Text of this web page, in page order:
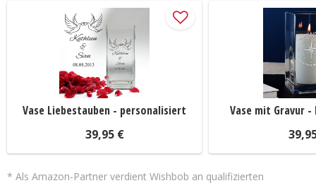
Vase Liebestauben - personalisiert
39,95 €
Vase mit Gravur -
* Als Amazon-Partner verdient Wishbob an qualifizierten